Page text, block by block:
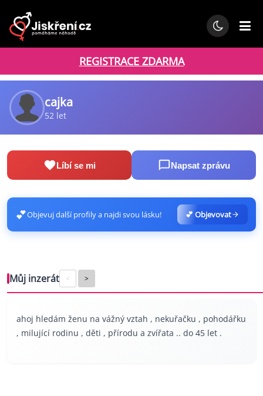
REGISTRACE ZDARMA
cajka
52 let
Líbí se mi Napsat zprávu
💕Objevuj další profily a najdi svou lásku! 💕 Objevovat
Můj inzerát < >
ahoj hledám ženu na vážný vztah , nekuřačku , pohodářku
, milující rodinu , děti , přírodu a zvířata .. do 45 let .